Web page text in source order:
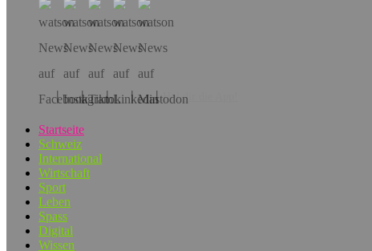
Hol dir die App!
Startseite
Schweiz
International
Wirtschaft
Sport
Leben
Spass
Digital
Wissen